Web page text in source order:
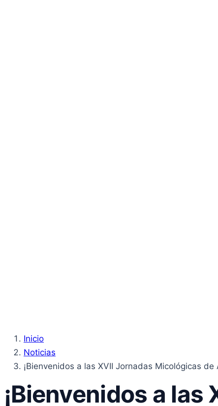
Inicio
Noticias
¡Bienvenidos a las XVII Jornadas Micológicas
¡Bienvenidos a